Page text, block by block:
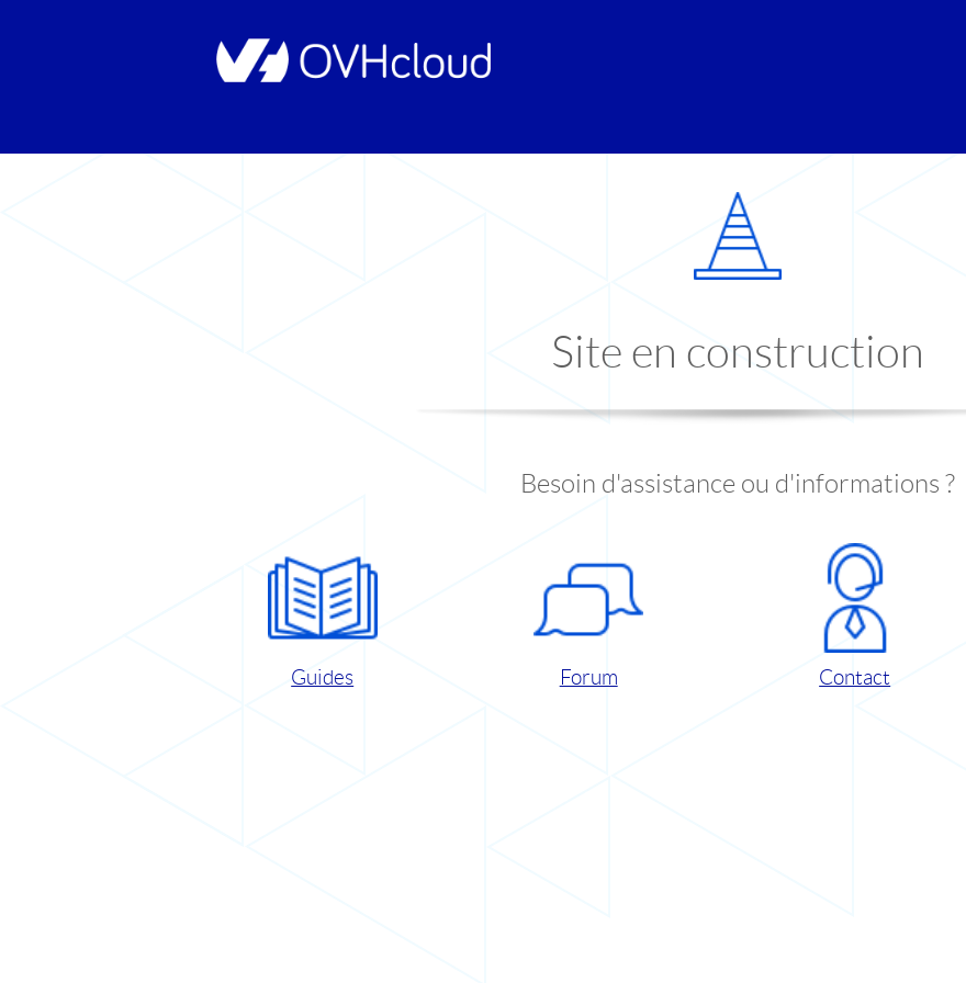
Site en construction
Besoin d'assistance ou d'informations ?
Guides Forum Contact